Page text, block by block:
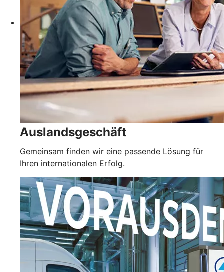
Auslandsgeschäft
Gemeinsam finden wir eine passende Lösung für
Ihren internationalen Erfolg.